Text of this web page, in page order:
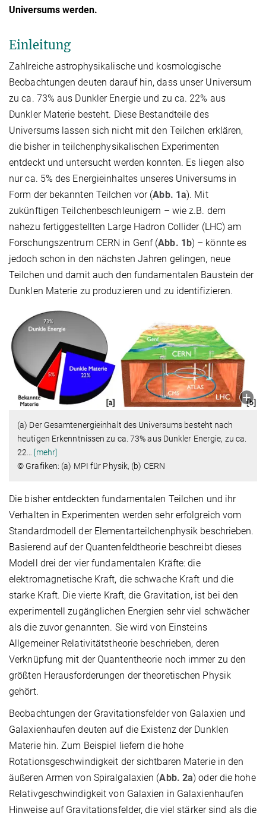
Universums werden.
Einleitung
Zahlreiche astrophysikalische und kosmologische
Beobachtungen deuten darauf hin, dass unser Universum
zu ca. 73% aus Dunkler Energie und zu ca. 22% aus
Dunkler Materie besteht. Diese Bestandteile des
Universums lassen sich nicht mit den Teilchen erklären,
die bisher in teilchenphysikalischen Experimenten
entdeckt und untersucht werden konnten. Es liegen also
nur ca. 5% des Energieinhaltes unseres Universums in
Form der bekannten Teilchen vor (Abb. 1a). Mit
zukünftigen Teilchenbeschleunigern – wie z.B. dem
nahezu fertiggestellten Large Hadron Collider (LHC) am
Forschungszentrum CERN in Genf (Abb. 1b) – könnte es
jedoch schon in den nächsten Jahren gelingen, neue
Teilchen und damit auch den fundamentalen Baustein der
Dunklen Materie zu produzieren und zu identifizieren.
(a) Der Gesamtenergieinhalt des Universums besteht nach
heutigen Erkenntnissen zu ca. 73% aus Dunkler Energie, zu ca.
22
[mehr]
© Grafiken: (a) MPI für Physik, (b) CERN
Die bisher entdeckten fundamentalen Teilchen und ihr
Verhalten in Experimenten werden sehr erfolgreich vom
Standardmodell der Elementarteilchenphysik beschrieben.
Basierend auf der Quantenfeldtheorie beschreibt dieses
Modell drei der vier fundamentalen Kräfte: die
elektromagnetische Kraft, die schwache Kraft und die
starke Kraft. Die vierte Kraft, die Gravitation, ist bei den
experimentell zugänglichen Energien sehr viel schwächer
als die zuvor genannten. Sie wird von Einsteins
Allgemeiner Relativitätstheorie beschrieben, deren
Verknüpfung mit der Quantentheorie noch immer zu den
größten Herausforderungen der theoretischen Physik
gehört.
Beobachtungen der Gravitationsfelder von Galaxien und
Galaxienhaufen deuten auf die Existenz der Dunklen
Materie hin. Zum Beispiel liefern die hohe
Rotationsgeschwindigkeit der sichtbaren Materie in den
äußeren Armen von Spiralgalaxien (Abb. 2a) oder die hohe
Relativgeschwindigkeit von Galaxien in Galaxienhaufen
Hinweise auf Gravitationsfelder, die viel stärker sind als die